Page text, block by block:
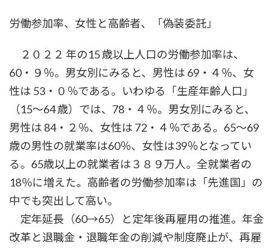
労働参加率、女性と高齢者、「偽装委託」
２０２２ 年の15 歳以上人口の労働参加率は、
60・９％。男女別にみると、男性は 69・４％、女
性は 53・０％である。いわゆる「生産年齢人口」
（15～64 歳）では、78・４％。男女別にみると、
男性は 84・２％、女性は 72・４％である。65～69
歳の男性の就業率は60％、女性は39％となってい
る。65歳以上の就業者は３８９万人。全就業者の
18％に増えた。高齢者の労働参加率は「先進国」の
中でも突出して高い。
定年延長（60→65）と定年後再雇用の推進。年金
改革と退職金・退職年金の削減や制度廃止が、再雇